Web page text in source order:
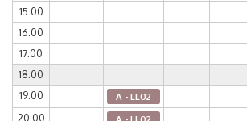
15:00
16:00
17:00
18:00
19:00
A - LL02
20:00